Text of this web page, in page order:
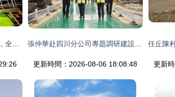
更新時間：2026-08-06 18:08:48 更新